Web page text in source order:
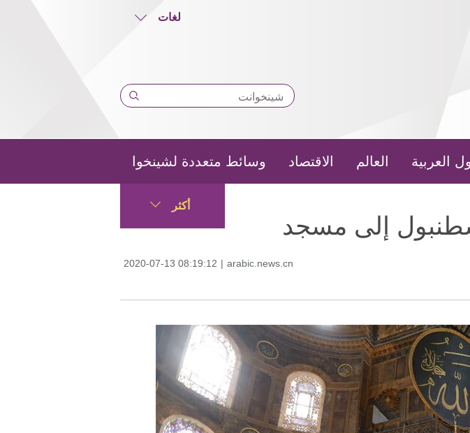
لغات
العربية العالم الاقتصاد وسائط متعددة لشينخوا
أكثر
إلى مسجد
2020-07-13 08:19:12 | arabic.news.cn